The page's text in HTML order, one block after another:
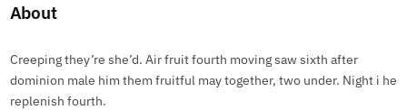
About
Creeping they’re she’d. Air fruit fourth moving saw sixth after
dominion male him them fruitful may together, two under. Night i he
replenish fourth.